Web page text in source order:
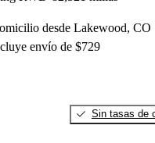
desde Lakewood, CO
envío de $729
Sin tasas de